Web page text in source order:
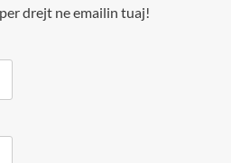
drejt ne emailin tuaj!